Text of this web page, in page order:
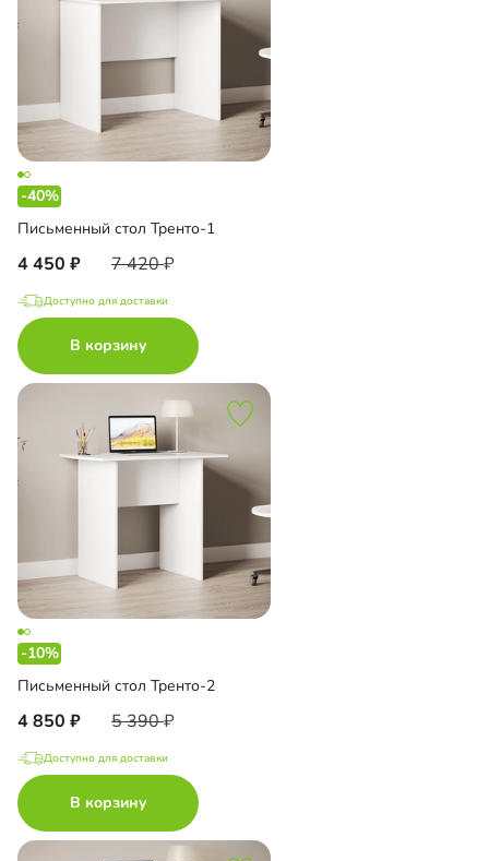
-40%
Письменный стол Тренто-1
4 450 7 420
Доступно для доставки
В корзину
-10%
Письменный стол Тренто-2
4 850 5 390
Доступно для доставки
В корзину